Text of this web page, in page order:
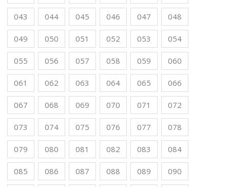
043 044 045 046 047 048
049 050 051 052 053 054
055 056 057 058 059 060
061 062 063 064 065 066
067 068 069 070 071 072
073 074 075 076 077 078
079 080 081 082 083 084
085 086 087 088 089 090